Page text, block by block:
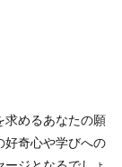
求めるあなたの願
好奇心や学びへの